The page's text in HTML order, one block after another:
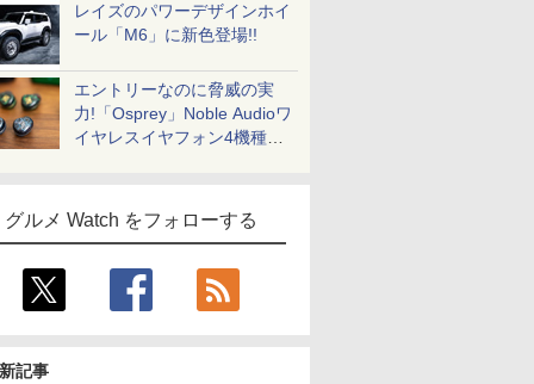
レイズのパワーデザインホイ
ール「M6」に新色登場!!
エントリーなのに脅威の実
力!「Osprey」Noble Audioワ
イヤレスイヤフォン4機種を
グルメ Watch をフォローする
記事